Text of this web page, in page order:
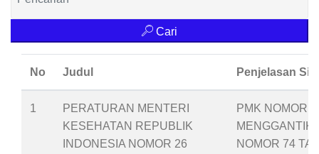
Cari
No Judul Penjelasan
1
PERATURAN MENTERI
KESEHATAN REPUBLIK
INDONESIA NOMOR 26
PMK NOMOR
NOMOR 74